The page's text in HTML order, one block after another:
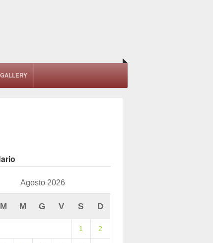
GALLERY
Agosto 2026
M M G V S D
1 2